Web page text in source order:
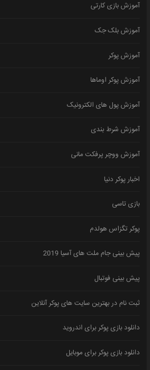
آموزش بازی کارتی
آموزش بلک جک
آموزش پوکر
آموزش پوکر اوماها
آموزش پول های الکترونیک
آموزش شرط بندی
آموزش ووچر پرفکت مانی
اخبار پوکر دنیا
بازی تاسی
پوکر تگزاس هولدم
پیش بینی جام ملت های آسیا 2019
پیش بینی فوتبال
ثبت نام در بهترین سایت های پوکر آنلاین
دانلود بازی پوکر برای اندروید
دانلود بازی پوکر برای موبایل